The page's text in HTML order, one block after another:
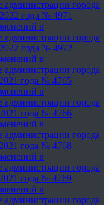
администрации города
года № 4971
в
администрации города
года № 4972
в
администрации города
года № 4765
в
администрации города
года № 4766
в
администрации города
года № 4768
в
администрации города
года № 4769
в
администрации города